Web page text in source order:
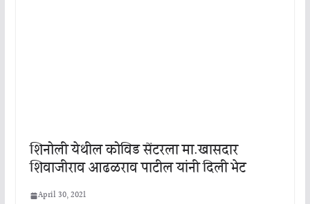
शिनोली येथील कोविड सेंटरला मा.खासदार
शिवाजीराव आढळराव पाटील यांनी दिली भेट
April 30, 2021